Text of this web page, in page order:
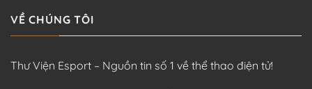
VỀ CHÚNG TÔI
Thư Viện Esport – Nguồn tin số 1 về thể thao điện tử!